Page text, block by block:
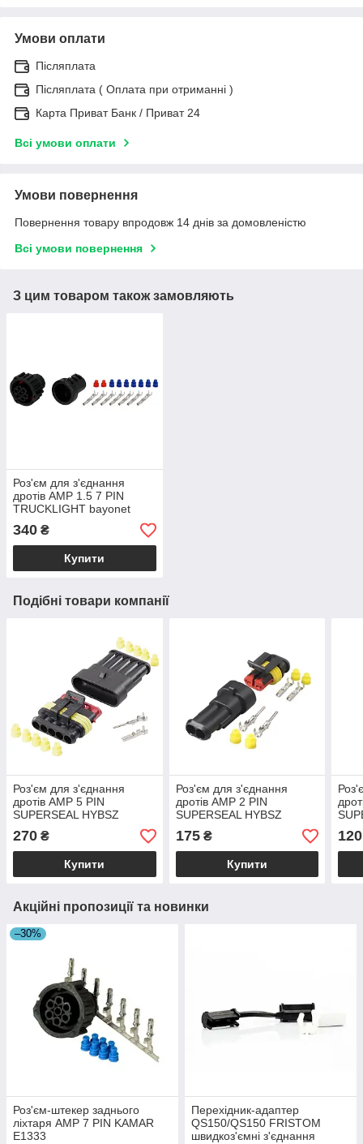
Умови оплати
Післяплата
Післяплата ( Оплата при отриманні )
Карта Приват Банк / Приват 24
Всі умови оплати
Умови повернення
Повернення товару впродовж 14 днів за домовленістю
Всі умови повернення
З цим товаром також замовляють
Роз'єм для з'єднання
дротів AMP 1.5 7 PIN
TRUCKLIGHT bayonet
M680043 папа
340 ₴
Купити
Подібні товари компанії
Роз'єм для з'єднання
дротів AMP 5 PIN
SUPERSEAL HYBSZ
270 ₴
Купити
Роз'єм для з'єднання
дротів AMP 2 PIN
SUPERSEAL HYBSZ
175₴
Купити
120
Акційні пропозиції та новинки
–30%
Роз'єм-штекер заднього
ліхтаря AMP 7 PIN KAMAR
E1333
Перехідник-адаптер
QS150/QS150 FRISTOM
швидкоз'ємні з'єднання